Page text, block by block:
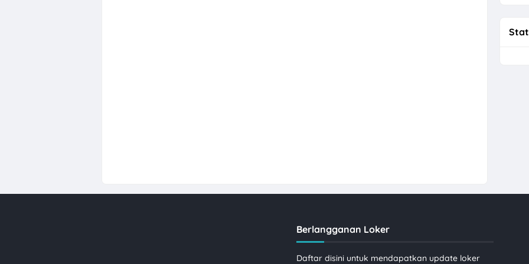
Berlangganan Loker
Daftar disini untuk mendapatkan update loker